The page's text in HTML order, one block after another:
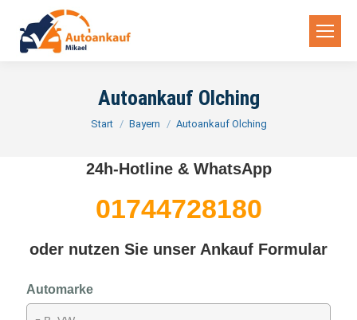
Autoankauf Olching
Sie befinden sich hier:
Start Bayern Autoankauf Olching
24h-Hotline & WhatsApp
01744728180
oder nutzen Sie unser Ankauf Formular
Automarke